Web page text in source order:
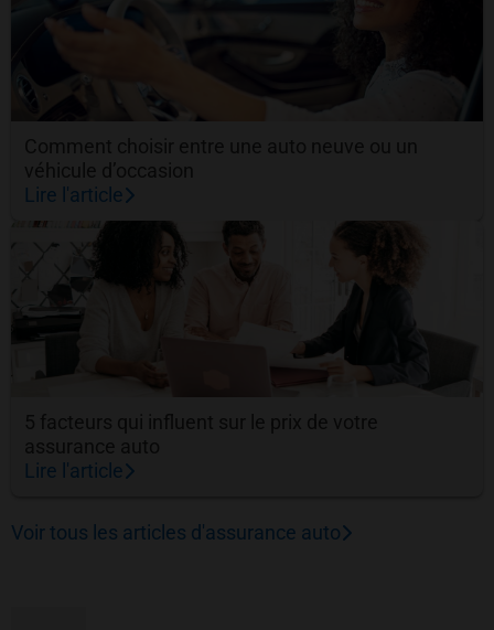
Lire l'article
Lire l'article
Voir tous les articles d'assurance auto